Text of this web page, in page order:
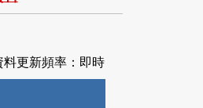
料更新頻率：即時